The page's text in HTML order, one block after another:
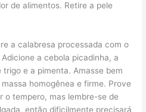
de alimentos. Retire a pele
a calabresa processada com o
a cebola picadinha, a
e a pimenta. Amasse bem
homogênea e firme. Prove
o tempero, mas lembre-se de
então dificilmente precisará